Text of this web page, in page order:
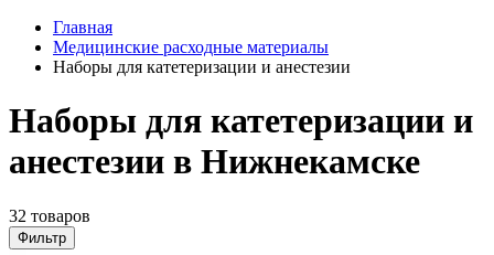
Главная
Медицинские расходные материалы
Наборы для катетеризации и анестезии
Наборы для катетеризации и
анестезии в Нижнекамске
32 товаров
Фильтр